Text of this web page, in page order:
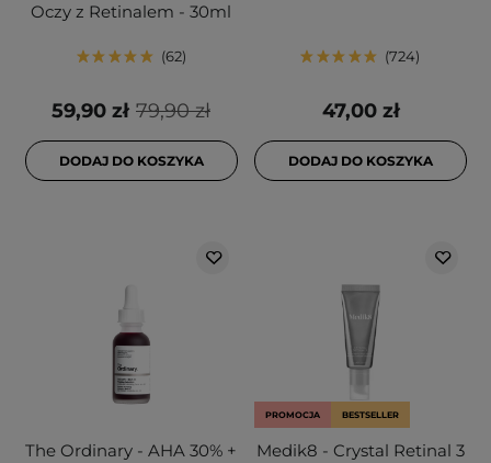
Oczy z Retinalem - 30ml
62
79,90 zł
59,90 zł
DODAJ DO KOSZYKA
724
47,00 zł
DODAJ DO KOSZYKA
The Ordinary - AHA 30% +
PROMOCJA BESTSELLER
Medik8 - Crystal Retinal 3